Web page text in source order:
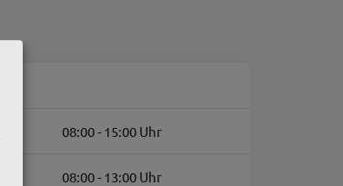
08:00 - 15:00 Uhr
08:00 - 13:00 Uhr